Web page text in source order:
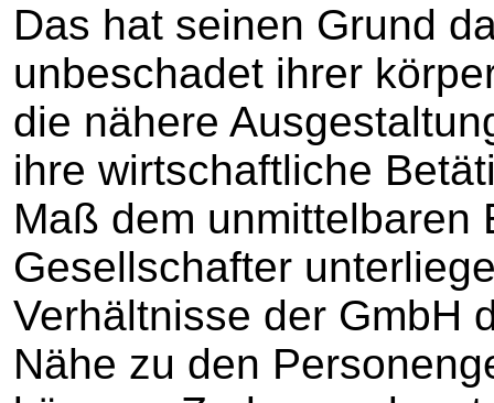
Das hat seinen Grund
unbeschadet ihrer
die nähere
ihre wirtschaftliche
Maß dem unmittelbaren
Gesellschafter
Verhältnisse der GmbH
Nähe zu den